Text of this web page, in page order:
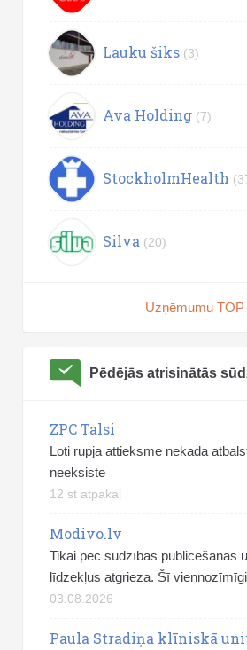
Lauku šiks (3)
Ava Holding (7)
StockholmHealth
Silva (20)
Uzņēmumu TOP
Pēdējās atrisinātās
ZPC Talsi
Loti rupja attieksme nekada
neeksiste
12 st atpakaļ
Modivo.lv
Tikai pēc sūdzības publicēšanas
līdzekļus atgrieza. Šī
03.08.2026
Paula Stradiņa klīniskā